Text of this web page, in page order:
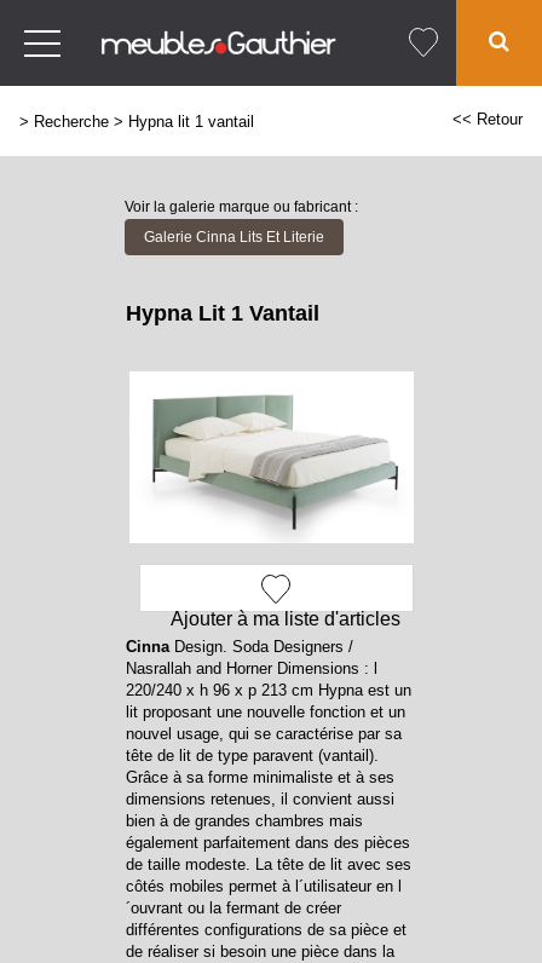
> Recherche > Hypna lit 1 vantail << Retour
Voir la galerie marque ou fabricant :
Galerie Cinna Lits Et Literie
Ajouter à ma liste d'articles
Hypna Lit 1 Vantail
CinnaDesign. Soda Designers /
Nasrallah and Horner Dimensions : l
220/240 x h 96 x p 213 cm Hypna est un
lit proposant une nouvelle fonction et un
nouvel usage, qui se caractérise par sa
tête de lit de type paravent (vantail).
Grâce à sa forme minimaliste et à ses
dimensions retenues, il convient aussi
bien à de grandes chambres mais
également parfaitement dans des pièces
de taille modeste. La tête de lit avec ses
côtés mobiles permet à l´utilisateur en l
´ouvrant ou la fermant de créer
différentes configurations de sa pièce et
de réaliser si besoin une pièce dans la